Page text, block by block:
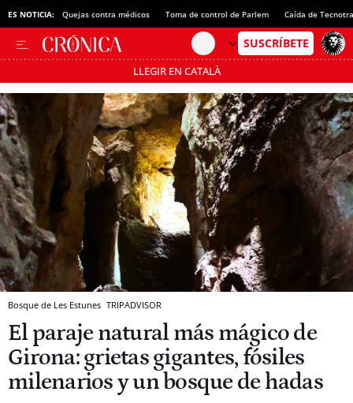
ES NOTICIA: Quejas contra médicos Toma de control de Parlem Caída de
LLEGIR EN CATALÀ
Pásate al MODO AHORRO
Bosque de Les Estunes TRIPADVISOR
El paraje natural más mágico de
Girona: grietas gigantes, fósiles
milenarios y un bosque de hadas